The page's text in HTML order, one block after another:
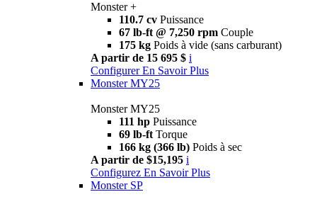
Monster +
110.7 cv Puissance
67 lb-ft @ 7,250 rpm Couple
175 kg Poids à vide (sans carburant)
A partir de 15 695 $ i
Configurer En Savoir Plus
Monster MY25
Monster MY25
111 hp Puissance
69 lb-ft Torque
166 kg (366 lb) Poids à sec
A partir de $15,195 i
Configurez En Savoir Plus
Monster SP